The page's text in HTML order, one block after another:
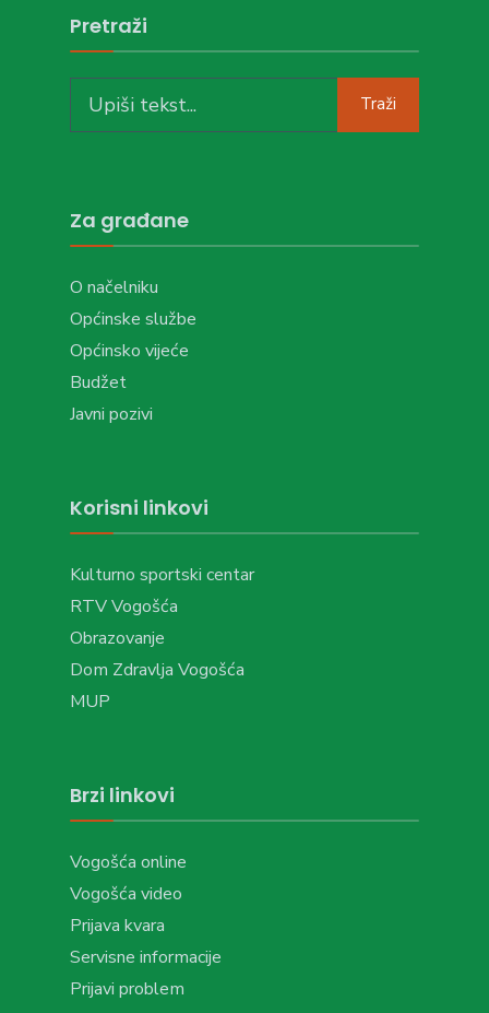
Pretraži
for:
Traži
Za građane
O načelniku
Općinske službe
Općinsko vijeće
Budžet
Javni pozivi
Korisni linkovi
Kulturno sportski centar
RTV Vogošća
Obrazovanje
Dom Zdravlja Vogošća
MUP
Brzi linkovi
Vogošća online
Vogošća video
Prijava kvara
Servisne informacije
Prijavi problem